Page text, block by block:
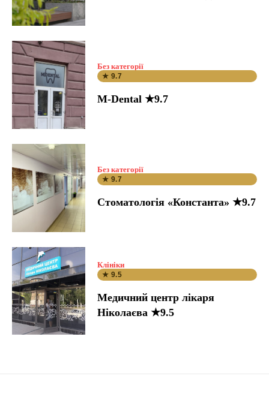
Без категорії
★ 9.7
M-Dental ★9.7
Без категорії
★ 9.7
Стоматологія «Константа» ★9.7
Клініки
★ 9.5
Медичний центр лікаря
Ніколаєва ★9.5